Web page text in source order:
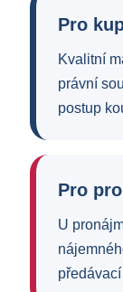
Pro
Kvalitní
právní
postup
Pro
U